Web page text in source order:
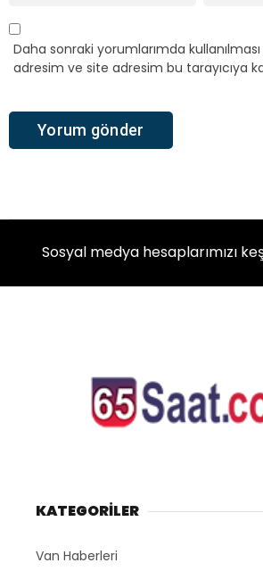
Daha sonraki yorumlarımda
adresim ve site adresim bu tarayıcıya
Sosyal medya hesaplarımızı
KATEGORİLER
Van Haberleri